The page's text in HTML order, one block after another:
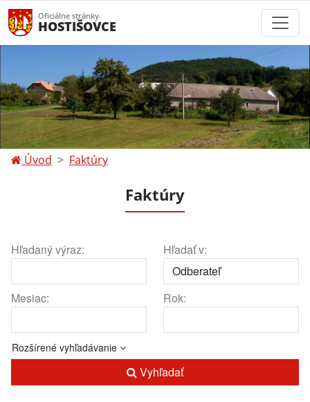
Oficiálne stránky
HOSTIŠOVCE
Úvod Faktúry
Faktúry
Hľadaný výraz: Hľadať v:
Mesiac: Rok:
Rozšírené vyhľadávanie
Vyhľadať